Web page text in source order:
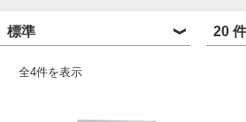
全4件を表示